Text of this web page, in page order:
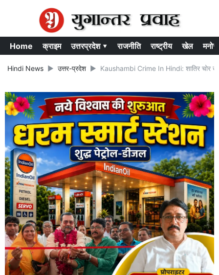
Home क्राइम उत्तरप्रदेश ▾ राजनीति राष्ट्रीय खेल
Hindi News उत्तर-प्रदेश Kaushambi Crime In Hindi: शातिर चोर